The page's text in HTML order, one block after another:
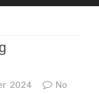
2024
No